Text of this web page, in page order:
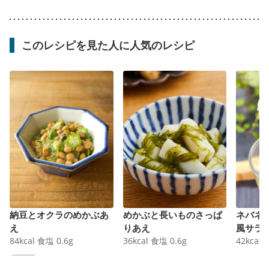
このレシピを見た人に人気のレシピ
納豆とオクラのめかぶあ
え
84kcal 食塩 0.6g
めかぶと長いものさっぱ
りあえ
36kcal 食塩 0.6g
ネバネ
風サラ
42kcal